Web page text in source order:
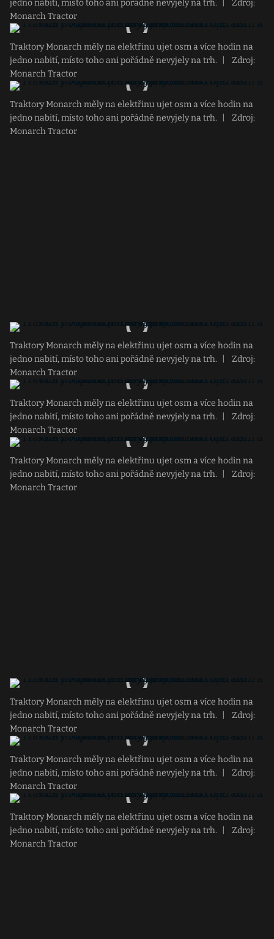
jedno nabití, místo toho ani pořádně nevyjely na trh.
Zdroj:
Monarch Tractor
Traktory Monarch měly na elektřinu ujet osm a více hodin na
jedno nabití, místo toho ani pořádně nevyjely na trh.
Zdroj:
Monarch Tractor
Traktory Monarch měly na elektřinu ujet osm a více hodin na
jedno nabití, místo toho ani pořádně nevyjely na trh.
Zdroj:
Monarch Tractor
Traktory Monarch měly na elektřinu ujet osm a více hodin na
jedno nabití, místo toho ani pořádně nevyjely na trh.
Zdroj:
Monarch Tractor
Traktory Monarch měly na elektřinu ujet osm a více hodin na
jedno nabití, místo toho ani pořádně nevyjely na trh.
Zdroj:
Monarch Tractor
Traktory Monarch měly na elektřinu ujet osm a více hodin na
jedno nabití, místo toho ani pořádně nevyjely na trh.
Zdroj:
Monarch Tractor
Traktory Monarch měly na elektřinu ujet osm a více hodin na
jedno nabití, místo toho ani pořádně nevyjely na trh.
Zdroj:
Monarch Tractor
Traktory Monarch měly na elektřinu ujet osm a více hodin na
jedno nabití, místo toho ani pořádně nevyjely na trh.
Zdroj:
Monarch Tractor
Traktory Monarch měly na elektřinu ujet osm a více hodin na
jedno nabití, místo toho ani pořádně nevyjely na trh.
Zdroj:
Monarch Tractor